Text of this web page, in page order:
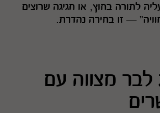
לתורה בחוץ, או חגיגה שרוצים
— זו בחירה נהדרת.
לבר מצווה עם